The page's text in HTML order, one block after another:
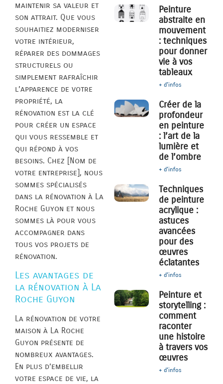
maintenir sa valeur et
son attrait. Que vous
souhaitiez moderniser
votre intérieur,
réparer des dommages
structurels ou
simplement rafraîchir
l’apparence de votre
propriété, la
rénovation est la clé
pour créer un espace
qui vous ressemble et
qui répond à vos
besoins. Chez [Nom de
votre entreprise], nous
sommes spécialisés
dans la rénovation à La
Roche Guyon et nous
sommes là pour vous
accompagner dans
tous vos projets de
rénovation.
Les avantages de
la rénovation à La
Roche Guyon
La rénovation de votre
maison à La Roche
Guyon présente de
nombreux avantages.
En plus d’embellir
votre espace de vie, la
Peinture
abstraite en
mouvement
: techniques
pour donner
vie à vos
tableaux
+ d'infos
Créer de la
profondeur
en peinture
: l’art de la
lumière et
de l’ombre
+ d'infos
Techniques
de peinture
acrylique :
astuces
avancées
pour des
œuvres
éclatantes
+ d'infos
Peinture et
storytelling :
comment
raconter
une histoire
à travers vos
œuvres
+ d'infos